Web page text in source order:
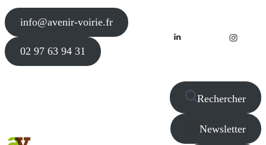
info@avenir-voirie.fr
02 97 63 94 31
Rechercher
Newsletter